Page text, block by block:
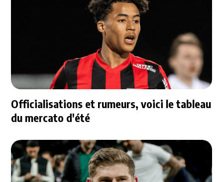
Officialisations et rumeurs, voici le tableau
du mercato d'été